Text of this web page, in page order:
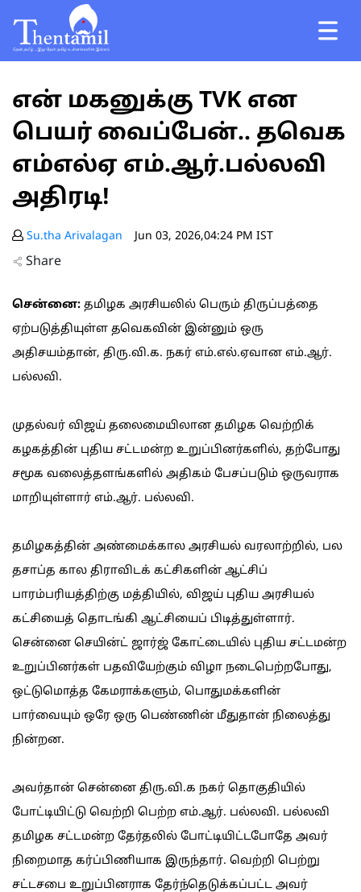
என் மகனுக்கு TVK என
பெயர் வைப்பேன்.. தவெக
எம்எல்ஏ எம்.ஆர்.பல்லவி
அதிரடி!
Su.tha Arivalagan Jun 03, 2026,04:24 PM IST
Share
சென்னை: தமிழக அரசியலில் பெரும் திருப்பத்தை
ஏற்படுத்தியுள்ள தவெகவின் இன்னும் ஒரு
அதிசயம்தான், திரு.வி.க. நகர் எம்.எல்.ஏவான எம்.ஆர்.
பல்லவி.
முதல்வர் விஜய் தலைமையிலான தமிழக வெற்றிக்
கழகத்தின் புதிய சட்டமன்ற உறுப்பினர்களில், தற்போது
சமூக வலைத்தளங்களில் அதிகம் பேசப்படும் ஒருவராக
மாறியுள்ளார் எம்.ஆர். பல்லவி.
தமிழகத்தின் அண்மைக்கால அரசியல் வரலாற்றில், பல
தசாப்த கால திராவிடக் கட்சிகளின் ஆட்சிப்
பாரம்பரியத்திற்கு மத்தியில், விஜய் புதிய அரசியல்
கட்சியைத் தொடங்கி ஆட்சியைப் பிடித்துள்ளார்.
சென்னை செயின்ட் ஜார்ஜ் கோட்டையில் புதிய சட்டமன்ற
உறுப்பினர்கள் பதவியேற்கும் விழா நடைபெற்றபோது,
ஒட்டுமொத்த கேமராக்களும், பொதுமக்களின்
பார்வையும் ஒரே ஒரு பெண்ணின் மீதுதான் நிலைத்து
நின்றன.
அவர்தான் சென்னை திரு.வி.க நகர் தொகுதியில்
போட்டியிட்டு வெற்றி பெற்ற எம்.ஆர். பல்லவி. பல்லவி
தமிழக சட்டமன்ற தேர்தலில் போட்டியிட்டபோதே அவர்
நிறைமாத கர்ப்பிணியாக இருந்தார். வெற்றி பெற்று
சட்டசபை உறுப்பினராக தேர்ந்தெடுக்கப்பட்ட அவர்